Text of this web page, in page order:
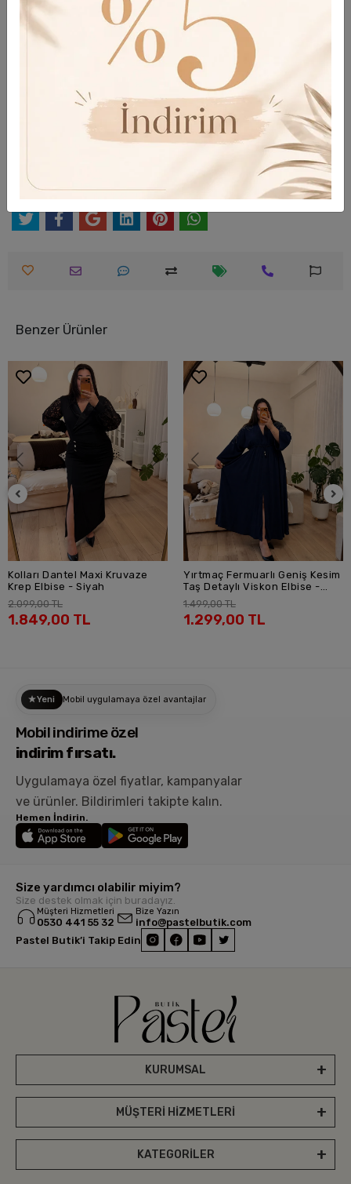
Yorumlar
Garanti Ve Teslimat
Güvenli Alışveriş
Benzer Ürünler
SEPETE EKLE
Kolları Dantel Maxi Kruvaze
Krep Elbise - Siyah
2.099,00 TL
1.849,00 TL
SEPETE EKLE
Yırtmaç Fermuarlı Geniş Kesim
Taş Detaylı Viskon Elbise -
Lacivert
1.499,00 TL
1.299,00 TL
Yeni Mobil uygulamaya özel avantajlar
Mobil indirime özel
indirim fırsatı.
Uygulamaya özel fiyatlar, kampanyalar
ve ürünler. Bildirimleri takipte kalın.
Hemen İndirin.
Size yardımcı olabilir miyim?
Size destek olmak için buradayız.
Müşteri Hizmetleri
0530 441 55 32
Bize Yazın
info@pastelbutik.com
Pastel Butik’i Takip Edin
KURUMSAL
MÜŞTERİ HİZMETLERİ
KATEGORİLER